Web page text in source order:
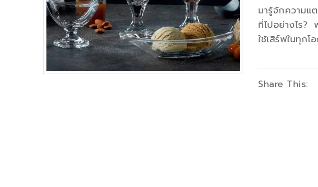
มารู้จักความแ
ที่ไปอย่างไร?
ใช้เสิร์ฟในทุกโ
Share This: